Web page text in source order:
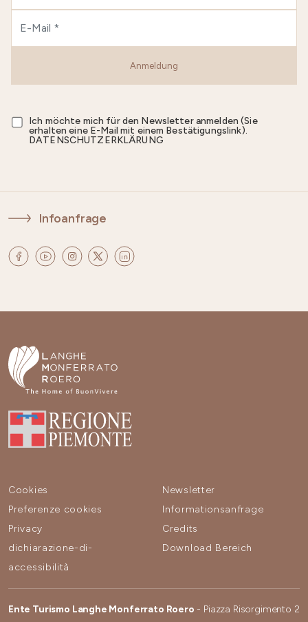
Anmeldung
Ich möchte mich für den Newsletter anmelden (Sie
erhalten eine E-Mail mit einem Bestätigungslink).
DATENSCHUTZERKLÄRUNG
Infoanfrage
Cookies
Preferenze cookies
Privacy
dichiarazione-di-
accessibilità
Newsletter
Informationsanfrage
Credits
Download Bereich
Ente Turismo Langhe Monferrato Roero - Piazza Risorgimento 2